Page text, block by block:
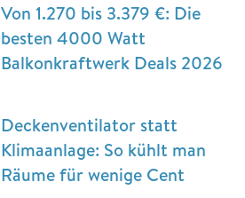
Von 1.270 bis 3.379 €: Die
besten 4000 Watt
Balkonkraftwerk Deals 2026
Deckenventilator statt
Klimaanlage: So kühlt man
Räume für wenige Cent